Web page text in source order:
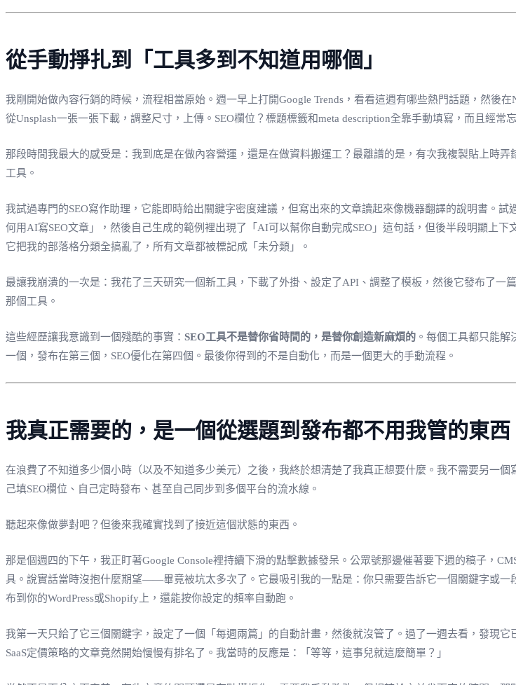
從手動掙扎到「工具多到不知道用哪個」
我剛開始做內容行銷的時候，流程相當原始。週一早上打開Google Trends，看看這週有哪些熱門話題，然後
從Unsplash一張一張下載，調整尺寸，上傳。SEO欄位？標題標籤和meta description全靠手動填寫，而且經常
那段時間我最大的感受是：我到底是在做內容營運，還是在做資料搬運工？最離譜的是，有次我複製貼上時
工具。
我試過專門的SEO寫作助理，它能即時給出關鍵字密度建議，但寫出來的文章讀起來像機器翻譯的說明書。
何用AI寫SEO文章」，然後自己生成的範例裡出現了「AI可以幫你自動完成SEO」這句話，但後半段明顯上
它把我的部落格分類全搞亂了，所有文章都被標記成「未分類」。
最讓我崩潰的一次是：我花了三天研究一個新工具，下載了外掛、設定了API、調整了模板，然後它發布了
那個工具。
這些經歷讓我意識到一個殘酷的事實： SEO工具不是替你省時間的，是替你創造新麻煩的 。每個工具都只能
一個，發布在第三個，SEO優化在第四個。最後你得到的不是自動化，而是一個更大的手動流程。
我真正需要的，是一個從選題到發布都不用我管的東西
在浪費了不知道多少個小時（以及不知道多少美元）之後，我終於想清楚了我真正想要什麼。我不需要另一
己填SEO欄位、自己定時發布、甚至自己同步到多個平台的流水線。
聽起來像做夢對吧？但後來我確實找到了接近這個狀態的東西。
那是個週四的下午，我正盯著Google Console裡持續下滑的點擊數據發呆。公眾號那邊催著要下週的稿子，
具。說實話當時沒抱什麼期望——畢竟被坑太多次了。它最吸引我的一點是：你只需要告訴它一個關鍵字或一
布到你的WordPress或Shopify上，還能按你設定的頻率自動跑。
我第一天只給了它三個關鍵字，設定了一個「每週兩篇」的自動計畫，然後就沒管了。過了一週去看，發現
SaaS定價策略的文章竟然開始慢慢有排名了。我當時的反應是：「等等，這事兒就這麼簡單？」